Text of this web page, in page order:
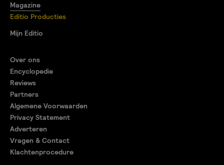
Magazine
Editio Producties
Mijn Editio
Over ons
Encyclopedie
Reviews
Partners
Algemene Voorwaarden
Privacy Statement
Adverteren
Vragen & Contact
Klachtenprocedure